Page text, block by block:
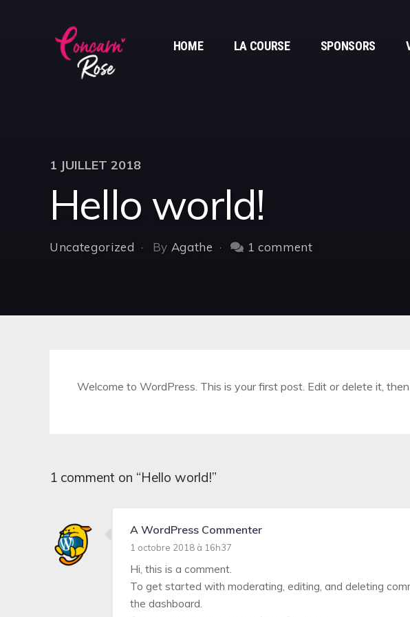
HOME LA COURSE SPONSORS
1 JUILLET 2018
Hello world!
Uncategorized By Agathe 1 comment
Welcome to WordPress. This is your first post. Edit or delete it,
1 comment on “Hello world!”
A WordPress Commenter
1 octobre 2018 à 16h37
Hi, this is a comment.
To get started with moderating, editing, and deleting
the dashboard.